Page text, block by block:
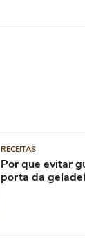
RECEITAS
Por que evitar
porta da